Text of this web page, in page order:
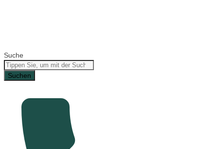
Suche
Suchen